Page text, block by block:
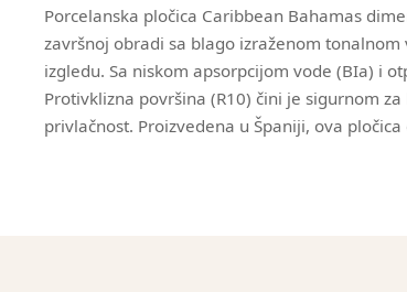
Porcelanska pločica Caribbean Bahamas
završnoj obradi sa blago izraženom
izgledu. Sa niskom apsorpcijom vode (BIa) i
Protivklizna površina (R10) čini je sigurnom
privlačnost. Proizvedena u Španiji, ova